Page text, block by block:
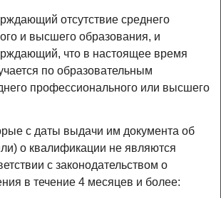
отсутствие среднего
и высшего образования, и
что в настоящее время
по образовательным
профессионального или высшего
с даты выдачи им документа об
о квалификации не являются
с законодательством о
в течение 4 месяцев и более: